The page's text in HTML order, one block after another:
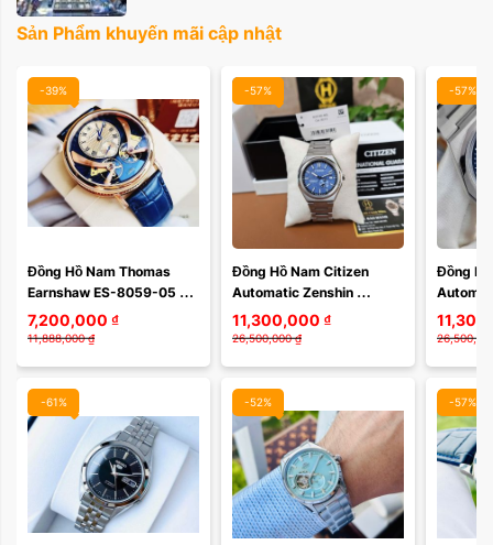
Sản Phẩm khuyến mãi cập nhật
-39%
Đồng Hồ Nam Thomas
Earnshaw ES-8059-05
Chính Hãng
7,200,000 ₫
11,888,000 ₫
-57%
Đồng Hồ Nam Citizen
Automatic Zenshin
Mechanical Super
Titanium NJ0180-80L –
11,300,000 ₫
26,500,000 ₫
-57%
Đồng
Super
58L –
-61%
Màu mặt:
Xóa
-52% -57%